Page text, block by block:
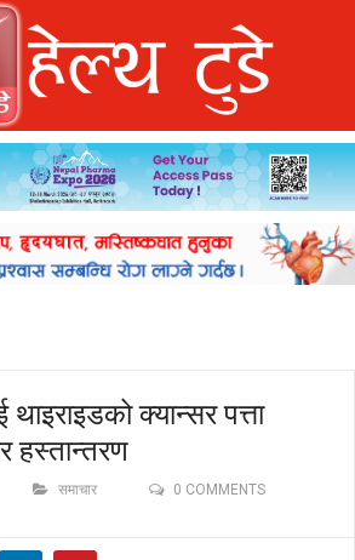
क्यान्सर पत्ता
हस्तान्तरण
समाचार 0 COMMENTS